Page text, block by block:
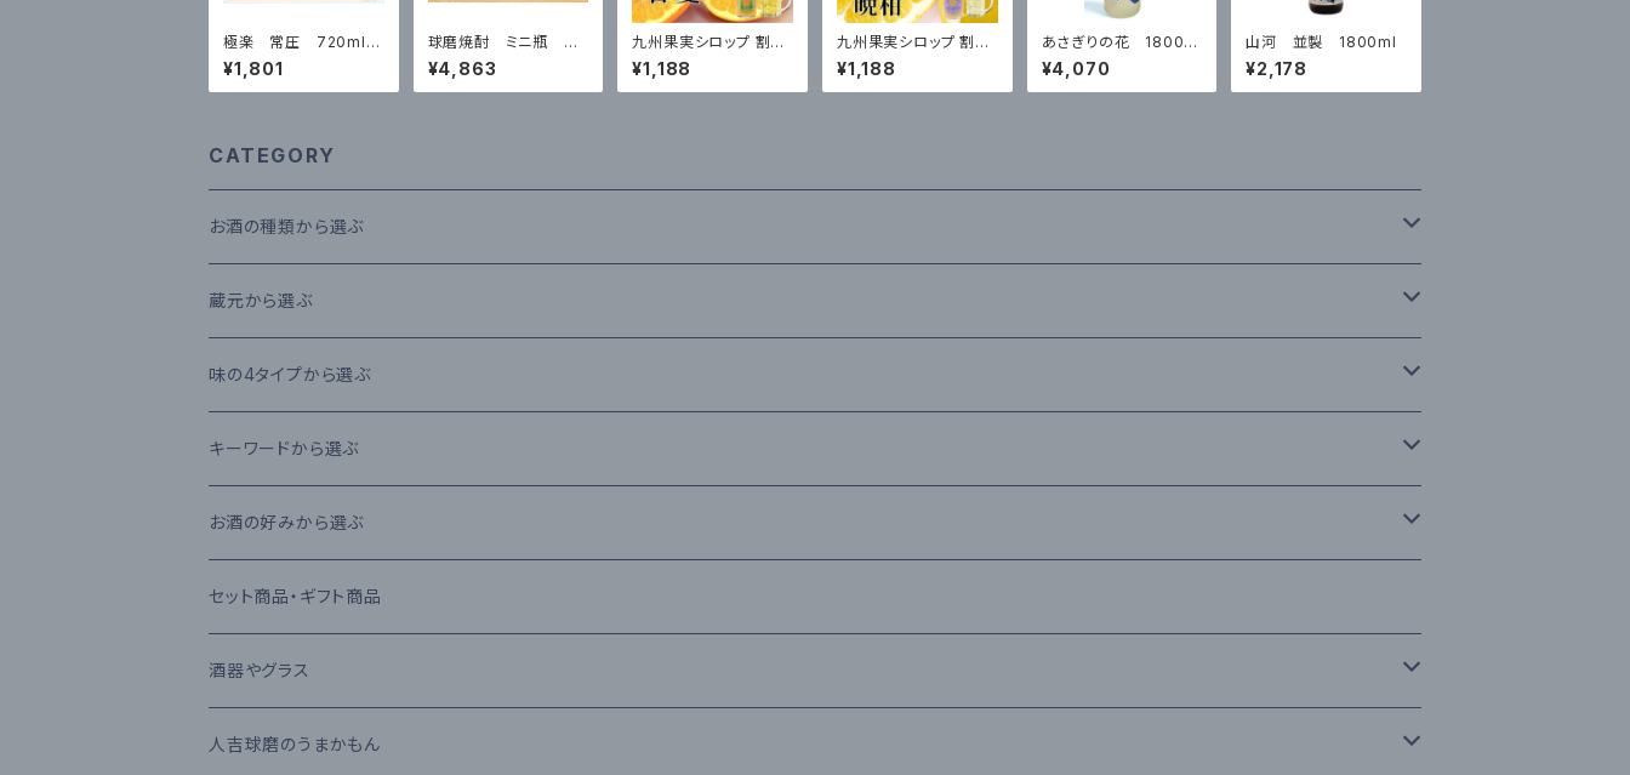
極楽 常圧 720ml
箱なし
¥1,801
球磨焼酎 ミニ瓶 １０
本セット
¥4,863
九州果実シロップ 割り
材 甘夏 3倍希釈 500
ml はちみつ入り ノンア
ルコール ノンアルドリン
¥1,188
九州果実シロップ 割り
材 天草 晩柑 3倍希釈
500ml はちみつ入り ノ
ンアルコール ノンアルド
¥1,188
あさぎりの花 1800m
l¥4,070
山河 並製 1800ml
¥2,178
CATEGORY
お酒の種類から選ぶ
本格米焼酎
本格芋焼酎
本格麦焼酎
原酒
リキュール
果実酒
梅酒
蔵元から選ぶ
大石酒造場
木下醸造所
寿福酒造場
常楽酒造
繊月酒造
高田酒造場
味の4タイプから選ぶ
フレーバータイプ
ライトタイプ
リッチタイプ
キャラクタータイプ
キーワードから選ぶ
減圧蒸留法
常圧蒸留法
樽熟成
長期熟成古酒 3年以上
お酒の好みから選ぶ
日本酒
吟醸酒
芋焼酎
セット商品・ギフト商品
酒器やグラス
RIEDEL
人吉球磨のうまかもん